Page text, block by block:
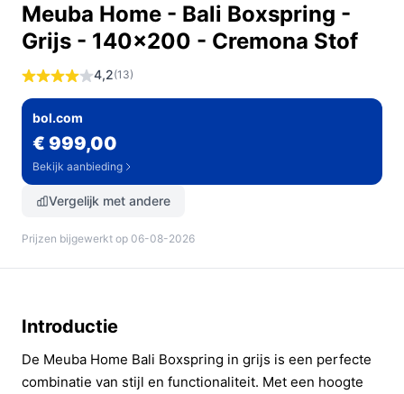
Meuba Home - Bali Boxspring -
Grijs - 140x200 - Cremona Stof
4,2(13)
bol.com
€ 999,00
Bekijk aanbieding
Vergelijk met andere
Prijzen bijgewerkt op 06-08-2026
Introductie
De Meuba Home Bali Boxspring in grijs is een perfecte
combinatie van stijl en functionaliteit. Met een hoogte